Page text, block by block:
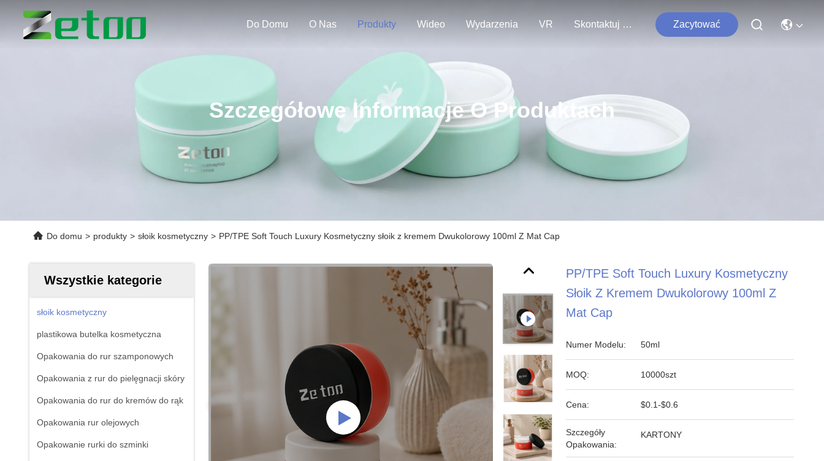
Do Domu O Nas Produkty Wideo Wydarzenia VR Skontaktuj Się Z Nami Zacytować
Szczegółowe Informacje O Produktach
Do domu > produkty > słoik kosmetyczny > PP/TPE Soft Touch Luxury Kosmetyczny słoik z kremem Dwukolorowy 100ml Z Mat Cap
Wszystkie kategorie
słoik kosmetyczny
plastikowa butelka kosmetyczna
Opakowania do rur szamponowych
Opakowania z rur do pielęgnacji skóry
Opakowania do rur do kremów do rąk
Opakowania rur olejowych
Opakowanie rurki do szminki
PP/TPE Soft Touch Luxury Kosmetyczny
Słoik Z Kremem Dwukolorowy 100ml Z
Mat Cap
Numer Modelu: 50ml
MOQ: 10000szt
Cena: $0.1-$0.6
Szczegóły
Opakowania:
KARTONY